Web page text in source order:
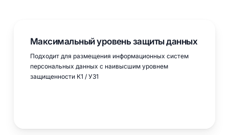
Максимальный уровень защиты данных
Подходит для размещения информационных систем
персональных данных с наивысшим уровнем
защищенности К1 / УЗ1